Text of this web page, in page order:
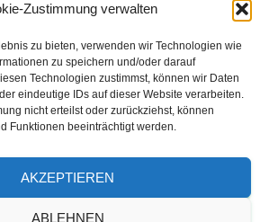
Zustimmung verwalten
zu bieten, verwenden wir Technologien wie
zu speichern und/oder darauf
Technologien zustimmst, können wir Daten
eindeutige IDs auf dieser Website verarbeiten.
nicht erteilst oder zurückziehst, können
Funktionen beeinträchtigt werden.
AKZEPTIEREN
ABLEHNEN
DATENSCHUTZORDUNG